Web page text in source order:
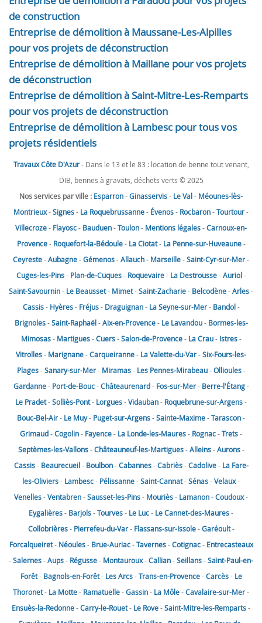
de construction
Entreprise de démolition à Maussane-Les-Alpilles
pour vos projets de déconstruction
Entreprise de démolition à Maillane pour vos projets
de déconstruction
Entreprise de démolition à Saint-Mitre-Les-Remparts
pour vos projets de déconstruction
Entreprise de démolition à Lambesc pour tous vos
projets résidentiels
Travaux Côte D'Azur- Dans le 13 et le 83 : location de benne tout venant,
DIB, bennes à gravats, déchets verts © 2025
Nos services par ville : Esparron-Ginasservis- Le Val- Méounes-lès-
Montrieux-Signes- La Roquebrussanne- Évenos- Rocbaron-Tourtour-
Villecroze- Flayosc- Bauduen-Toulon- Mentions légales-Carnoux-en-
Provence- Roquefort-la-Bédoule- La Ciotat- La Penne-sur-Huveaune-
Ceyreste-Aubagne-Gémenos-Allauch- Marseille-Saint-Cyr-sur-Mer-
Cuges-les-Pins- Plan-de-Cuques- Roquevaire- La Destrousse-Auriol-
Saint-Savournin- Le Beausset- Mimet-Saint-Zacharie- Belcodène-Arles-
Cassis- Hyères- Fréjus- Draguignan- La Seyne-sur-Mer- Bandol-
Brignoles-Saint-Raphaël-Aix-en-Provence- Le Lavandou- Bormes-les-
Mimosas- Martigues-Cuers-Salon-de-Provence- La Crau- Istres-
Vitrolles- Marignane-Carqueiranne- La Valette-du-Var-Six-Fours-les-
Plages-Sanary-sur-Mer- Miramas- Les Pennes-Mirabeau-Ollioules-
Gardanne- Port-de-Bouc-Châteaurenard- Fos-sur-Mer- Berre-l'Étang-
Le Pradet-Solliès-Pont- Lorgues-Vidauban- Roquebrune-sur-Argens-
Bouc-Bel-Air- Le Muy- Puget-sur-Argens-Sainte-Maxime-Tarascon-
Grimaud-Cogolin- Fayence- La Londe-les-Maures- Rognac-Trets-
Septèmes-les-Vallons-Châteauneuf-les-Martigues-Alleins-Aurons-
Cassis- Beaurecueil- Boulbon-Cabannes-Cabriès-Cadolive- La Fare-
les-Oliviers- Lambesc- Pélissanne-Saint-Cannat-Sénas-Velaux-
Venelles-Ventabren-Sausset-les-Pins- Mouriès- Lamanon-Coudoux-
Eygalières- Barjols-Tourves- Le Luc- Le Cannet-des-Maures-
Collobrières- Pierrefeu-du-Var- Flassans-sur-Issole-Garéoult-
Forcalqueiret- Néoules- Brue-Auriac-Tavernes-Cotignac- Entrecasteaux
-Salernes-Aups- Régusse- Montauroux-Callian-Seillans-Saint-Paul-en-
Forêt- Bagnols-en-Forêt- Les Arcs-Trans-en-Provence-Carcès- Le
Thoronet- La Motte- Ramatuelle-Gassin- La Môle-Cavalaire-sur-Mer-
Ensuès-la-Redonne-Carry-le-Rouet- Le Rove-Saint-Mitre-les-Remparts-